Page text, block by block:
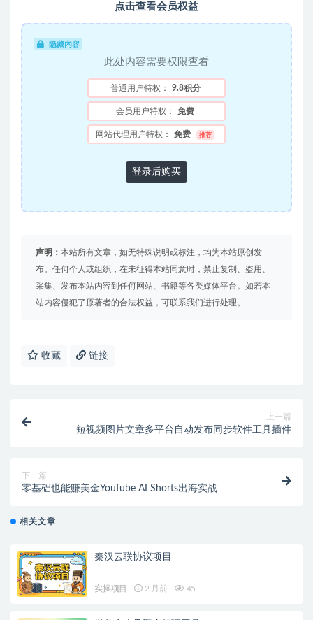
点击查看会员权益
隐藏内容
此处内容需要权限查看
普通用户特权： 9.8积分
会员用户特权： 免费
网站代理用户特权： 免费 推荐
登录后购买
声明： 本站所有文章，如无特殊说明或标注，均为本站原创发
布。任何个人或组织，在未征得本站同意时，禁止复制、盗用、
采集、发布本站内容到任何网站、书籍等各类媒体平台。如若本
站内容侵犯了原著者的合法权益，可联系我们进行处理。
收藏 链接
上一篇
短视频图片文章多平台自动发布同步软件工具插件
下一篇
零基础也能赚美金YouTube AI Shorts出海实战
相关文章
秦汉云联协议项目
实操项目 2 月前 45